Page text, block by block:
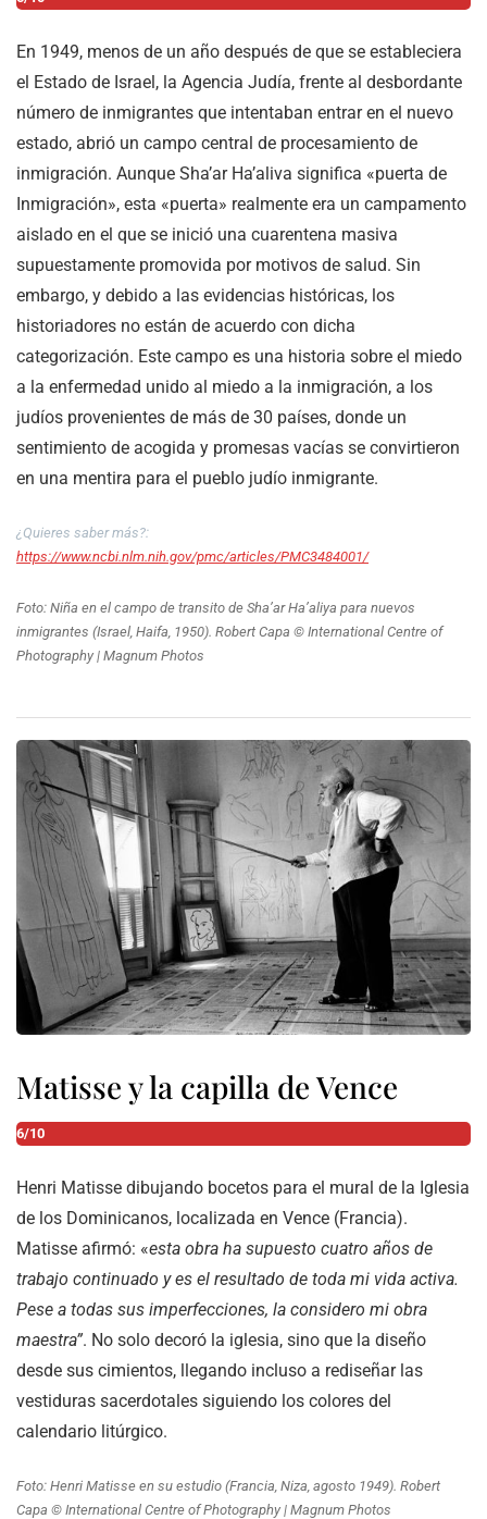
En 1949, menos de un año después de que se estableciera
el Estado de Israel, la Agencia Judía, frente al desbordante
número de inmigrantes que intentaban entrar en el nuevo
estado, abrió un campo central de procesamiento de
inmigración. Aunque Sha’ar Ha’aliva significa «puerta de
Inmigración», esta «puerta» realmente era un campamento
aislado en el que se inició una cuarentena masiva
supuestamente promovida por motivos de salud. Sin
embargo, y debido a las evidencias históricas, los
historiadores no están de acuerdo con dicha
categorización. Este campo es una historia sobre el miedo
a la enfermedad unido al miedo a la inmigración, a los
judíos provenientes de más de 30 países, donde un
sentimiento de acogida y promesas vacías se convirtieron
en una mentira para el pueblo judío inmigrante.
¿Quieres saber más?:
https://www.ncbi.nlm.nih.gov/pmc/articles/PMC3484001/
Foto: Niña en el campo de transito de Sha’ar Ha’aliya para nuevos
inmigrantes (Israel, Haifa, 1950). Robert Capa © International Centre of
Photography | Magnum Photos
Matisse y la capilla de Vence
6/10
Henri Matisse dibujando bocetos para el mural de la Iglesia
de los Dominicanos, localizada en Vence (Francia).
Matisse afirmó: «esta obra ha supuesto cuatro años de
trabajo continuado y es el resultado de toda mi vida activa.
Pese a todas sus imperfecciones, la considero mi obra
maestra”. No solo decoró la iglesia, sino que la diseño
desde sus cimientos, llegando incluso a rediseñar las
vestiduras sacerdotales siguiendo los colores del
calendario litúrgico.
Foto: Henri Matisse en su estudio (Francia, Niza, agosto 1949). Robert
Capa © International Centre of Photography | Magnum Photos